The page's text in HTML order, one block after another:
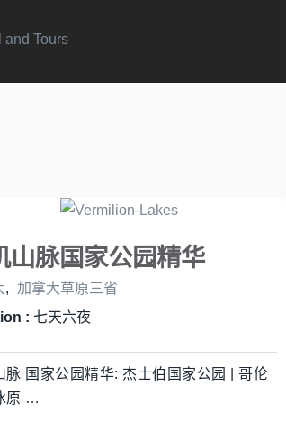
山脉国家公园精华
,
加拿大草原三省
: 七天六夜
脉 国家公园精华: 杰士伯国家公园 | 哥伦
原 …